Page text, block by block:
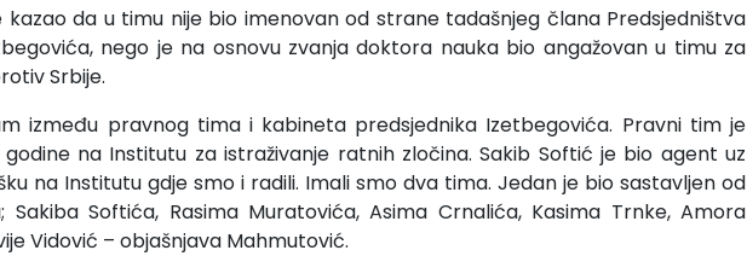
kazao da u timu nije bio imenovan od strane tadašnjeg člana Predsjedništva
nego je na osnovu zvanja doktora nauka bio angažovan u timu za
Srbije.
između pravnog tima i kabineta predsjednika Izetbegovića. Pravni tim je
godine na Institutu za istraživanje ratnih zločina. Sakib Softić je bio agent uz
na Institutu gdje smo i radili. Imali smo dva tima. Jedan je bio sastavljen od
Sakiba Softića, Rasima Muratovića, Asima Crnalića, Kasima Trnke, Amora
Vidović – objašnjava Mahmutović.